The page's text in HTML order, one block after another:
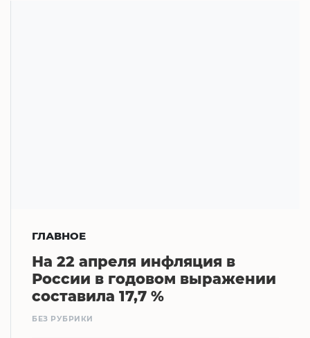
ГЛАВНОЕ
На 22 апреля инфляция в
России в годовом выражении
составила 17,7 %
БЕЗ РУБРИКИ